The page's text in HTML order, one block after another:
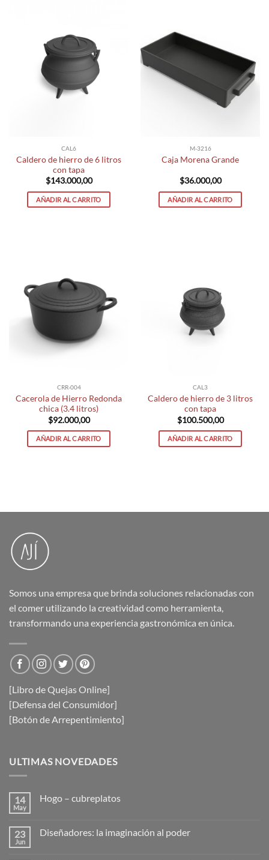
CAL6
Caldero de hierro de 6 litros
con tapa
$143.000,00
AÑADIR AL CARRITO
M-3216
Caja Morena Grande
$36.000,00
AÑADIR AL CARRITO
CRR-004
Cacerola de Hierro Redonda
chica (3.4 litros)
$92.000,00
AÑADIR AL CARRITO
CAL3
Caldero de hierro de 3 litros
con tapa
$100.500,00
AÑADIR AL CARRITO
Somos una empresa que brinda soluciones relacionadas con
el comer utilizando la creatividad como herramienta,
transformando una experiencia gastronómica en única.
[Libro de Quejas Online]
[Defensa del Consumidor]
[Botón de Arrepentimiento]
ULTIMAS NOVEDADES
14
May
Hogo – cubreplatos
en
23
Jun
Diseñadores: la imaginación al poder